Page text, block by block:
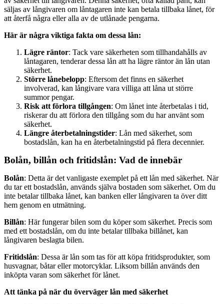
säljas av långivaren om låntagaren inte kan betala tillbaka lånet, för
att återfå några eller alla av de utlånade pengarna.
Här är några viktiga fakta om dessa lån:
Lägre räntor: Tack vare säkerheten som tillhandahålls av
låntagaren, tenderar dessa lån att ha lägre räntor än lån utan
säkerhet.
Större lånebelopp: Eftersom det finns en säkerhet
involverad, kan långivare vara villiga att låna ut större
summor pengar.
Risk att förlora tillgången: Om lånet inte återbetalas i tid,
riskerar du att förlora den tillgång som du har använt som
säkerhet.
Längre återbetalningstider: Lån med säkerhet, som
bostadslån, kan ha en återbetalningstid på flera decennier.
Bolån, billån och fritidslån: Vad de innebär
Bolån: Detta är det vanligaste exemplet på ett lån med säkerhet. När
du tar ett bostadslån, används själva bostaden som säkerhet. Om du
inte betalar tillbaka lånet, kan banken eller långivaren ta över ditt
hem genom en utmätning.
Billån: Här fungerar bilen som du köper som säkerhet. Precis som
med ett bostadslån, om du inte betalar tillbaka billånet, kan
långivaren beslagta bilen.
Fritidslån: Dessa är lån som tas för att köpa fritidsprodukter, som
husvagnar, båtar eller motorcyklar. Liksom billån används den
inköpta varan som säkerhet för lånet.
Att tänka på när du överväger lån med säkerhet